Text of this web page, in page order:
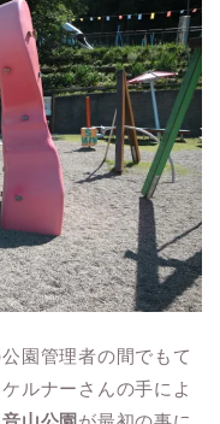
園管理者の間でもて
ルナーさんの手によ